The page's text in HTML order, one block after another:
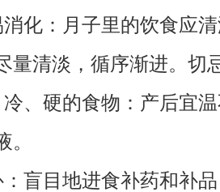
化：月子里的饮食应
量清淡，循序渐进。切
、硬的食物：产后宜
盲目地进食补药和补